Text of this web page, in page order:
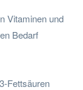
Vitaminen und
Bedarf
Fettsäuren